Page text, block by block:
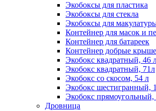
Экобоксы для пластика
Экобоксы для стекла
Экобоксы для
Контейнер для масок и
Контейнер для батареек
Контейнер добрые
Экобокс квадратный, 46
Экобокс квадратный, 71л
Экобокс со скосом, 54 л
Экобокс шестигранный,
Экобокс прямоугольный,
Дровница